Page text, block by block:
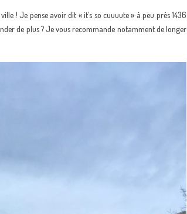
! Je pense avoir dit « it’s so cuuuute » à peu près 1436
de plus ? Je vous recommande notamment de longer